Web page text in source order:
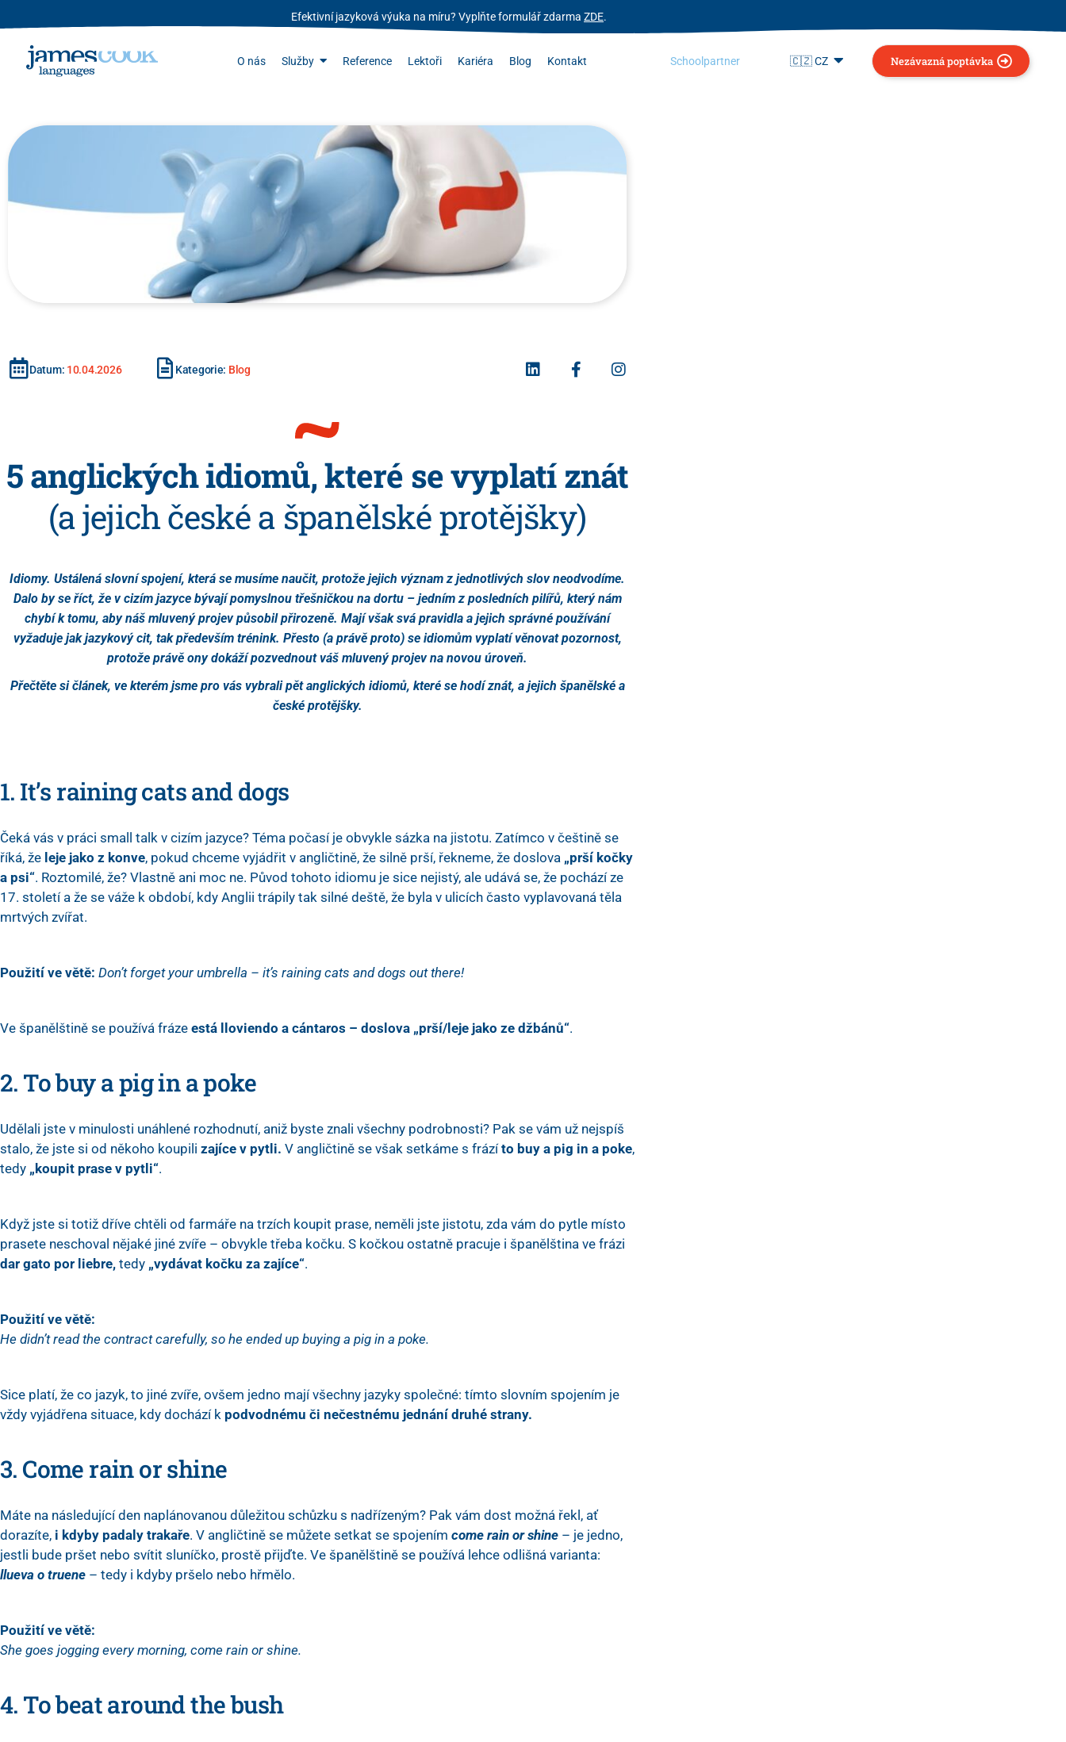
Efektivní jazyková výuka na míru? Vyplňte formulář zdarma ZDE.
O nás Služby Reference Lektoři Kariéra Blog Kontakt Schoolpartner 🇨🇿 CZ Nezávazná poptávka
Datum: 10.04.2026 Kategorie: Blog
5 anglických idiomů, které se vyplatí znát
(a jejich české a španělské protějšky)
Idiomy. Ustálená slovní spojení, která se musíme naučit, protože jejich význam z jednotlivých slov neodvodíme.
Dalo by se říct, že v cizím jazyce bývají pomyslnou třešničkou na dortu – jedním z posledních pilířů, který nám
chybí k tomu, aby náš mluvený projev působil přirozeně. Mají však svá pravidla a jejich správné používání
vyžaduje jak jazykový cit, tak především trénink. Přesto (a právě proto) se idiomům vyplatí věnovat pozornost,
protože právě ony dokáží pozvednout váš mluvený projev na novou úroveň.
Přečtěte si článek, ve kterém jsme pro vás vybrali pět anglických idiomů, které se hodí znát, a jejich španělské a
české protějšky.
1. It’s raining cats and dogs
Čeká vás v práci small talk v cizím jazyce? Téma počasí je obvykle sázka na jistotu. Zatímco v češtině se
říká, že leje jako z konve, pokud chceme vyjádřit v angličtině, že silně prší, řekneme, že doslova „prší kočky
a psi“. Roztomilé, že? Vlastně ani moc ne. Původ tohoto idiomu je sice nejistý, ale udává se, že pochází ze
17. století a že se váže k období, kdy Anglii trápily tak silné deště, že byla v ulicích často vyplavovaná těla
mrtvých zvířat.
Použití ve větě: Don’t forget your umbrella – it’s raining cats and dogs out there!
Ve španělštině se používá fráze está lloviendo a cántaros – doslova „prší/leje jako ze džbánů“.
2. To buy a pig in a poke
Udělali jste v minulosti unáhlené rozhodnutí, aniž byste znali všechny podrobnosti? Pak se vám už nejspíš
stalo, že jste si od někoho koupili zajíce v pytli. V angličtině se však setkáme s frázíto buy a pig in a poke,
tedy „koupit prase v pytli“.
Když jste si totiž dříve chtěli od farmáře na trzích koupit prase, neměli jste jistotu, zda vám do pytle místo
prasete neschoval nějaké jiné zvíře – obvykle třeba kočku. S kočkou ostatně pracuje i španělština ve frázi
dar gato por liebre, tedy „vydávat kočku za zajíce“.
Použití ve větě:
He didn’t read the contract carefully, so he ended up buying a pig in a poke.
Sice platí, že co jazyk, to jiné zvíře, ovšem jedno mají všechny jazyky společné: tímto slovním spojením je
vždy vyjádřena situace, kdy dochází k podvodnému či nečestnému jednání druhé strany.
3. Come rain or shine
Máte na následující den naplánovanou důležitou schůzku s nadřízeným? Pak vám dost možná řekl, ať
dorazíte, i kdyby padaly trakaře. V angličtině se můžete setkat se spojením come rain or shine – je jedno,
jestli bude pršet nebo svítit sluníčko, prostě přijďte. Ve španělštině se používá lehce odlišná varianta:
llueva o truene – tedy i kdyby pršelo nebo hřmělo.
Použití ve větě:
She goes jogging every morning, come rain or shine.
4. To beat around the bush